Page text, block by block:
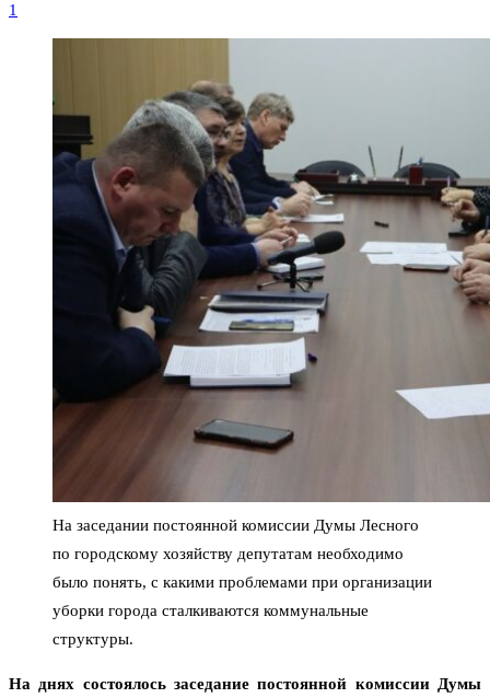
1
На заседании постоянной комиссии Думы Лесного
по городскому хозяйству депутатам необходимо
было понять, с какими проблемами при организации
уборки города сталкиваются коммунальные
структуры.
На днях состоялось заседание постоянной комиссии Думы